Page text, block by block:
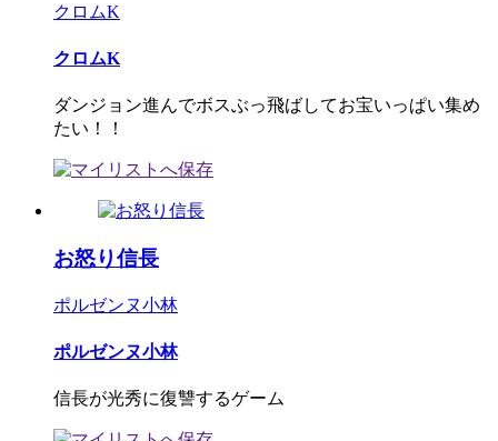
クロムK
クロムK
ダンジョン進んでボスぶっ飛ばしてお宝いっぱい集め
たい！！
お怒り信長
ポルゼンヌ小林
ポルゼンヌ小林
信長が光秀に復讐するゲーム